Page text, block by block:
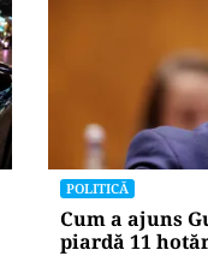
POLITICĂ
Cum a ajuns
piardă 11